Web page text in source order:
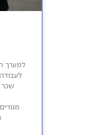
למערך
שכר